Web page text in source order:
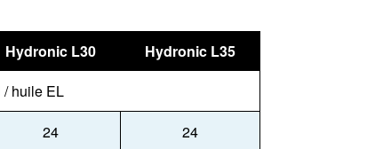
Hydronic L30
Hydronic L35
huile EL
24
24